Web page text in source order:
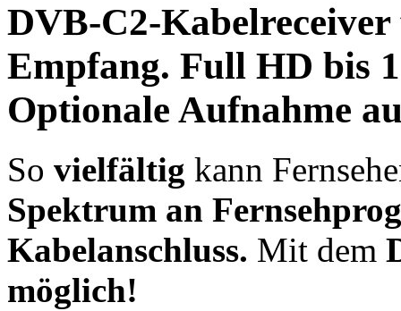
DVB-C2-Kabelreceiver
Empfang. Full HD bis
Optionale Aufnahme
So vielfältig kann
Spektrum an
Kabelanschluss. Mit dem
möglich!